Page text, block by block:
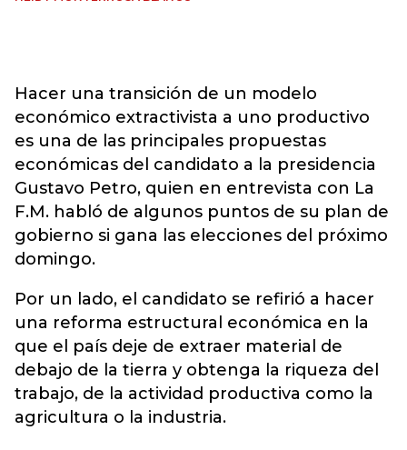
Hacer una transición de un modelo
económico extractivista a uno productivo
es una de las principales propuestas
económicas del candidato a la presidencia
Gustavo Petro, quien en entrevista con La
F.M. habló de algunos puntos de su plan de
gobierno si gana las elecciones del próximo
domingo.
Por un lado, el candidato se refirió a hacer
una reforma estructural económica en la
que el país deje de extraer material de
debajo de la tierra y obtenga la riqueza del
trabajo, de la actividad productiva como la
agricultura o la industria.